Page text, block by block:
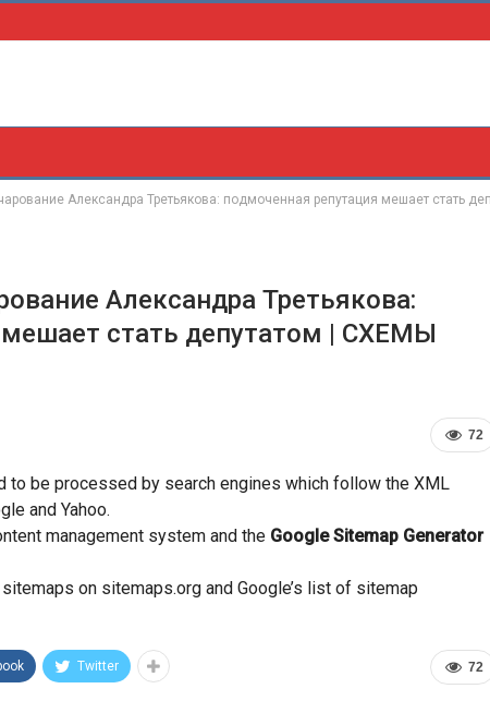
Александра Третьякова: подмоченная репутация мешает стать
Александра Третьякова:
стать депутатом | СХЕМЫ
72
to be processed by search engines which follow the XML
and Yahoo.
management system and the Google Sitemap Generator
on sitemaps.org and Google’s list of sitemap
72
Twitter